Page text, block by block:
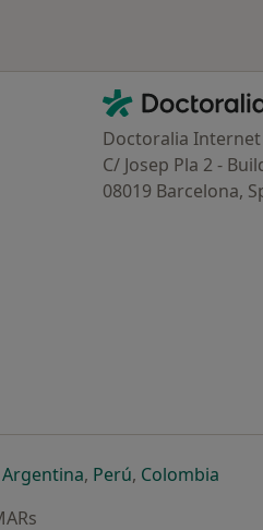
Contacto
Doctoralia - Homepage
Doctoralia Internet
C/ Josep Pla 2 -
08019 Barcelona,
separador
novo separador
num novo separador
Argentinaabre num novo
, Perúabre num novo
, Colombiaabre